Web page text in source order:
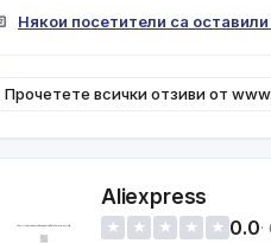
Някои посетители са
Прочетете всички отзиви от
Aliexpress
★ ★ ★ ★ ★ 0.0